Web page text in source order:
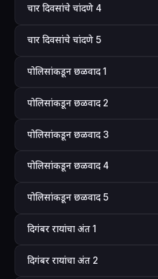
चार दिवसांचे चांदणे 4
चार दिवसांचे चांदणे 5
पोलिसांकडून छळवाद 1
पोलिसांकडून छळवाद 2
पोलिसांकडून छळवाद 3
पोलिसांकडून छळवाद 4
पोलिसांकडून छळवाद 5
दिगंबर रायांचा अंत 1
दिगंबर रायांचा अंत 2